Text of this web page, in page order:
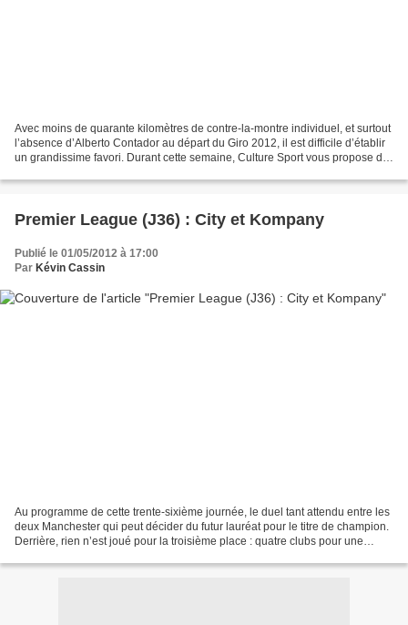
Avec moins de quarante kilomètres de contre-la-montre individuel, et surtout
l’absence d’Alberto Contador au départ du Giro 2012, il est difficile d’établir
un grandissime favori. Durant cette semaine, Culture Sport vous propose de
Premier League (J36) : City et Kompany
Publié le 01/05/2012 à 17:00
Par Kévin Cassin
Au programme de cette trente-sixième journée, le duel tant attendu entre les
deux Manchester qui peut décider du futur lauréat pour le titre de champion.
Derrière, rien n’est joué pour la troisième place : quatre clubs pour une